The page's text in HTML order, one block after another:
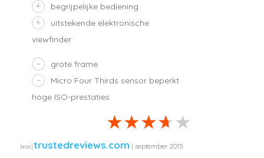
begrijpelijke bediening
uitstekende elektronische
viewfinder
grote frame
Micro Four Thirds sensor beperkt
hoge ISO-prestaties
trustedreviews.com | september 2015